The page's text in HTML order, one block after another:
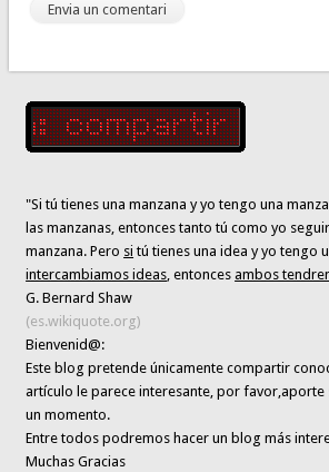
"Si tú tienes una manzana y yo tengo una
las manzanas, entonces tanto tú como yo
manzana. Pero si tú tienes una idea y yo tengo
intercambiamos ideas, entoncesambos
G. Bernard Shaw
(es.wikiquote.org)
Bienvenid@:
Este blog pretende únicamentecompartir
artículo le parece interesante,por favor,aporte
un momento.
Entre todos podremos hacer un blog más
Muchas Gracias